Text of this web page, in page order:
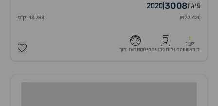
פיג'ו3008
2020
₪72,420 43,763 ק"מ
1
יד ראשונהבעלות פרטיתקילומטראז נמוך